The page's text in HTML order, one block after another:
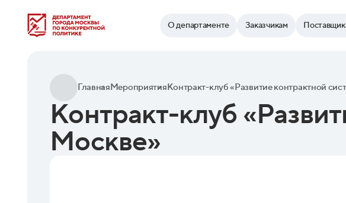
О департаменте Заказчикам
ГлавнаяМероприятия
Контракт-клуб
Москве»